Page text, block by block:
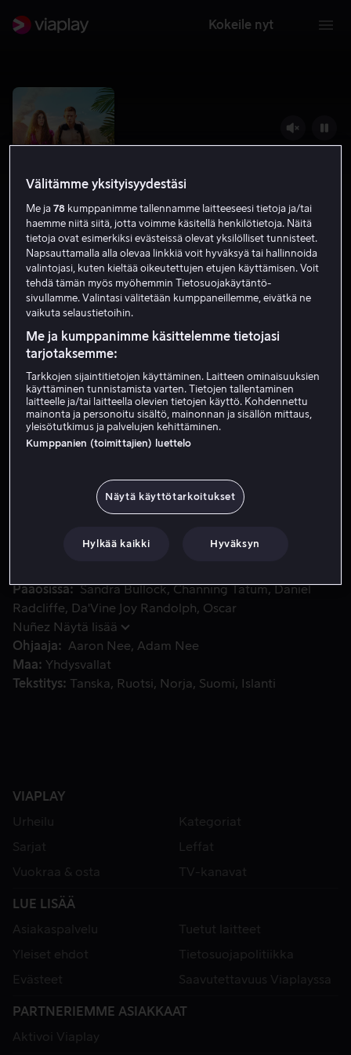
Kokeile nyt
The Lost City
Komedia Romantiikka
HD
Osta 10,99 €
Katso traileri
Kun seikkailukirjailija Loretta siepataan etsimään
Kun seikkailukirjailija Loretta siepataan etsimään
legendaarista kadonnutta kaupunkia, hänet ja
viidakkoa. Parivaljakon on etsittävä yhdessä tarumainen
Pääosissa
Sandra Bullock Channing Tatum Daniel
Radcliffe
Da'Vine Joy Randolph
Oscar
Nuñez Näytä lisää
Ohjaaja
Aaron Nee
Adam Nee
Maa
Yhdysvallat
Tekstitys
Tanska Ruotsi Norja Suomi Islanti
VIAPLAY
Urheilu
Kategoriat
Sarjat
Leffat
Vuokraa & osta
TV-kanavat
LUE LISÄÄ
Asiakaspalvelu
Tuetut laitteet
Yleiset ehdot
Tietosuojapolitiikka
Evästeet
Saavutettavuus Viaplayssa
PARTNERIEMME ASIAKKAAT
Aktivoi Viaplay
Välitämme yksityisyydestäsi
Me ja78 kumppanimme tallennamme laitteeseesi tietoja ja/tai
haemme niitä siitä, jotta voimme käsitellä henkilötietoja. Näitä
tietoja ovat esimerkiksi evästeissä olevat yksilölliset tunnisteet.
Napsauttamalla alla olevaa linkkiä voit hyväksyä tai hallinnoida
valintojasi, kuten kieltää oikeutettujen etujen käyttämisen. Voit
tehdä tämän myös myöhemmin Tietosuojakäytäntö-
sivullamme. Valintasi välitetään kumppaneillemme, eivätkä ne
vaikuta selaustietoihin.
Me ja kumppanimme käsittelemme tietojasi
tarjotaksemme:
Tarkkojen sijaintitietojen käyttäminen. Laitteen ominaisuuksien
käyttäminen tunnistamista varten. Tietojen tallentaminen
laitteelle ja/tai laitteella olevien tietojen käyttö. Kohdennettu
mainonta ja personoitu sisältö, mainonnan ja sisällön mittaus,
yleisötutkimus ja palvelujen kehittäminen.
Kumppanien (toimittajien) luettelo
Näytä käyttötarkoitukset
Hylkää kaikki Hyväksyn